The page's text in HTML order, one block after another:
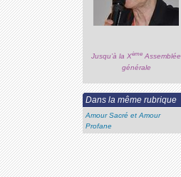
Jusqu’à la Xème Assemblée
générale
Dans la même rubrique
Amour Sacré et Amour
Profane